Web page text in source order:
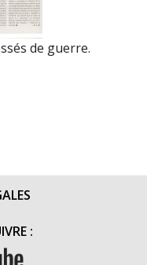
de guerre.
: